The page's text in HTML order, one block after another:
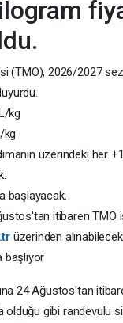
(TMO), 2026/2027
kg
kg
üzerindeki her
başlayacak.
itibaren TMO
üzerinden
24 Ağustos'tan
olduğu gibi randevulu